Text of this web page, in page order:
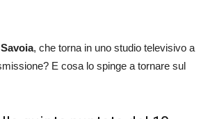
, che torna in uno studio televisivo a
E cosa lo spinge a tornare sul